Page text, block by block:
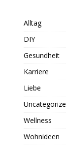
Alltag
DIY
Gesundheit
Karriere
Liebe
Wellness
Wohnideen